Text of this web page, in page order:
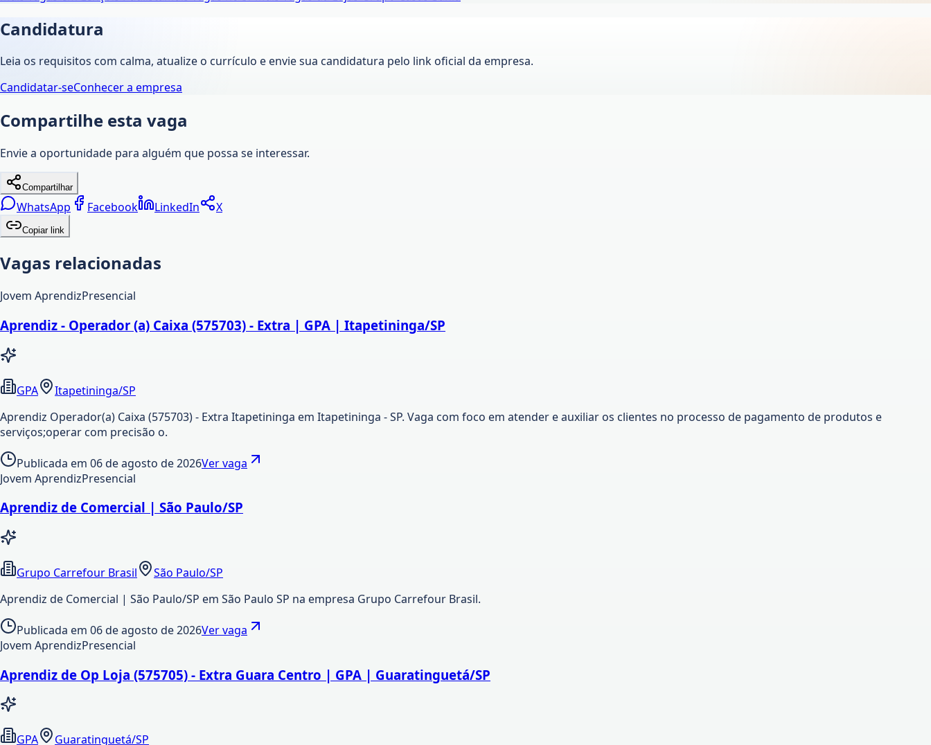
Candidatura
Leia os requisitos com calma, atualize o currículo e envie sua candidatura pelo link oficial da empresa.
Candidatar-seConhecer a empresa
Compartilhe esta vaga
Envie a oportunidade para alguém que possa se interessar.
Compartilhar
WhatsApp Facebook LinkedIn X
Copiar link
Vagas relacionadas
Jovem AprendizPresencial
Aprendiz - Operador (a) Caixa (575703) - Extra | GPA | Itapetininga/SP
GPA
Itapetininga/SP
Aprendiz Operador(a) Caixa (575703) - Extra Itapetininga em Itapetininga - SP. Vaga com foco em atender e auxiliar os clientes no processo de pagamento de produtos e
serviços;operar com precisão o.
Publicada em 06 de agosto de 2026Ver vaga
Jovem AprendizPresencial
Aprendiz de Comercial | São Paulo/SP
Grupo Carrefour Brasil
São Paulo/SP
Aprendiz de Comercial | São Paulo/SP em São Paulo SP na empresa Grupo Carrefour Brasil.
Publicada em 06 de agosto de 2026Ver vaga
Jovem AprendizPresencial
Aprendiz de Op Loja (575705) - Extra Guara Centro | GPA | Guaratinguetá/SP
GPA
Guaratinguetá/SP